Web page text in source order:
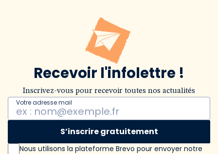
Recevoir l'infolettre !
Inscrivez-vous pour recevoir toutes nos actualités
Votre adresse mail
S’inscrire gratuitement
Nous utilisons la plateforme Brevo pour envoyer notre